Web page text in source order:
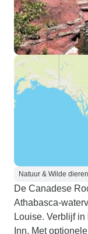
Natuur & Wilde dieren
De Canadese
Athabasca-
Louise. Verblijf
Inn. Met